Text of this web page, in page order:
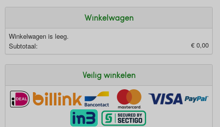
Winkelwagen
Winkelwagen is leeg.
Subtotaal:
€ 0,00
Veilig winkelen